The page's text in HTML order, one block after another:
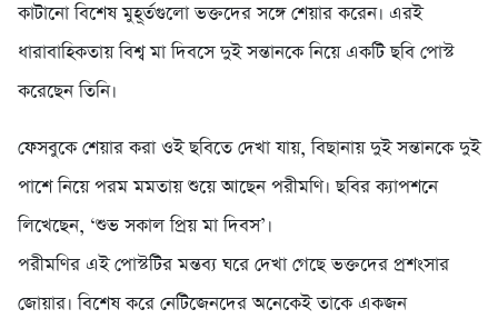
কাটানো বিশেষ মুহূর্তগুলো ভক্তদের সঙ্গে শেয়ার করেন। এরই
ধারাবাহিকতায় বিশ্ব মা দিবসে দুই সন্তানকে নিয়ে একটি ছবি পোস্ট
করেছেন তিনি।
ফেসবুকে শেয়ার করা ওই ছবিতে দেখা যায়, বিছানায় দুই সন্তানকে দুই
পাশে নিয়ে পরম মমতায় শুয়ে আছেন পরীমণি। ছবির ক্যাপশনে
লিখেছেন, ‘শুভ সকাল প্রিয় মা দিবস’।
পরীমণির এই পোস্টটির মন্তব্য ঘরে দেখা গেছে ভক্তদের প্রশংসার
জোয়ার। বিশেষ করে নেটিজেনদের অনেকেই তাকে একজন